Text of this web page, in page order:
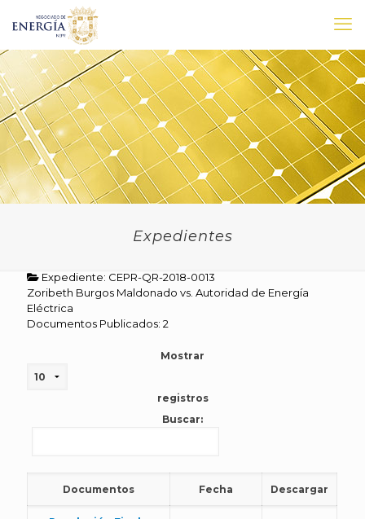
Expedientes
Expediente: CEPR-QR-2018-0013
Zoribeth Burgos Maldonado vs. Autoridad de Energía
Eléctrica
Documentos Publicados: 2
Mostrar
registros
Buscar:
Documentos Fecha Descargar